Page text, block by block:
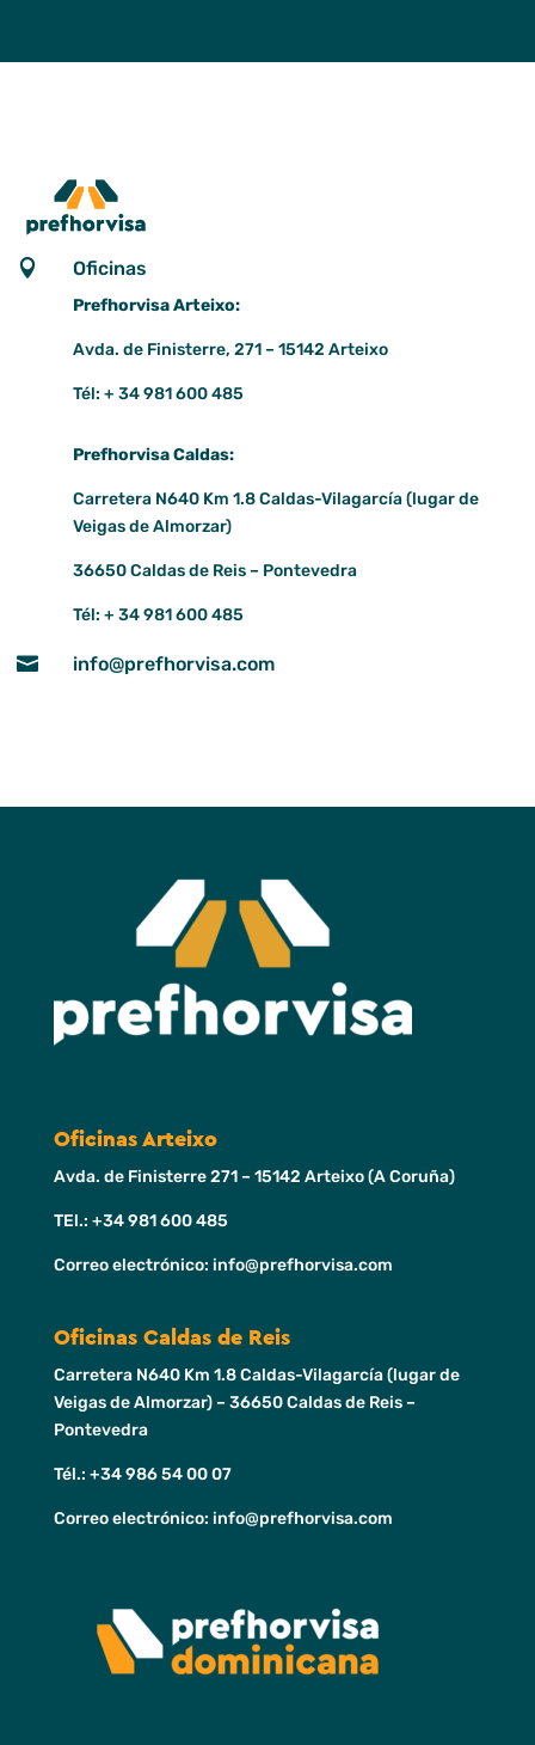
 Oficinas
Prefhorvisa Arteixo:
Avda. de Finisterre, 271 – 15142 Arteixo
Tél: + 34 981 600 485
Prefhorvisa Caldas:
Carretera N640 Km 1.8 Caldas-Vilagarcía (lugar de
Veigas de Almorzar)
36650 Caldas de Reis – Pontevedra
Tél: + 34 981 600 485
 info@prefhorvisa.com
Oficinas Arteixo
Avda. de Finisterre 271 – 15142 Arteixo (A Coruña)
TEl.: +34 981 600 485
Correo electrónico: info@prefhorvisa.com
Oficinas Caldas de Reis
Carretera N640 Km 1.8 Caldas-Vilagarcía (lugar de
Veigas de Almorzar) – 36650 Caldas de Reis –
Pontevedra
Tél.: +34 986 54 00 07
Correo electrónico: info@prefhorvisa.com